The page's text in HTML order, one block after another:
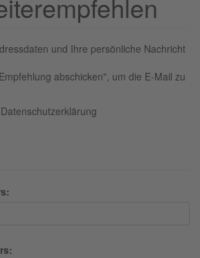
und Ihre persönliche Nachricht
abschicken", um die E-Mail zu
Datenschutzerklärung